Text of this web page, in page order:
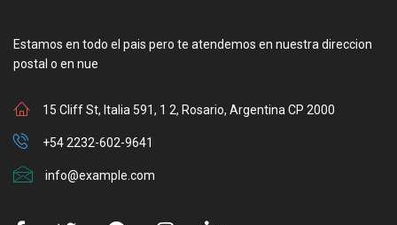
Estamos en todo el pais pero te atendemos en nuestra direccion
postal o en nue
15 Cliff St, Italia 591, 1 2, Rosario, Argentina CP 2000
+54 2232-602-9641
info@example.com